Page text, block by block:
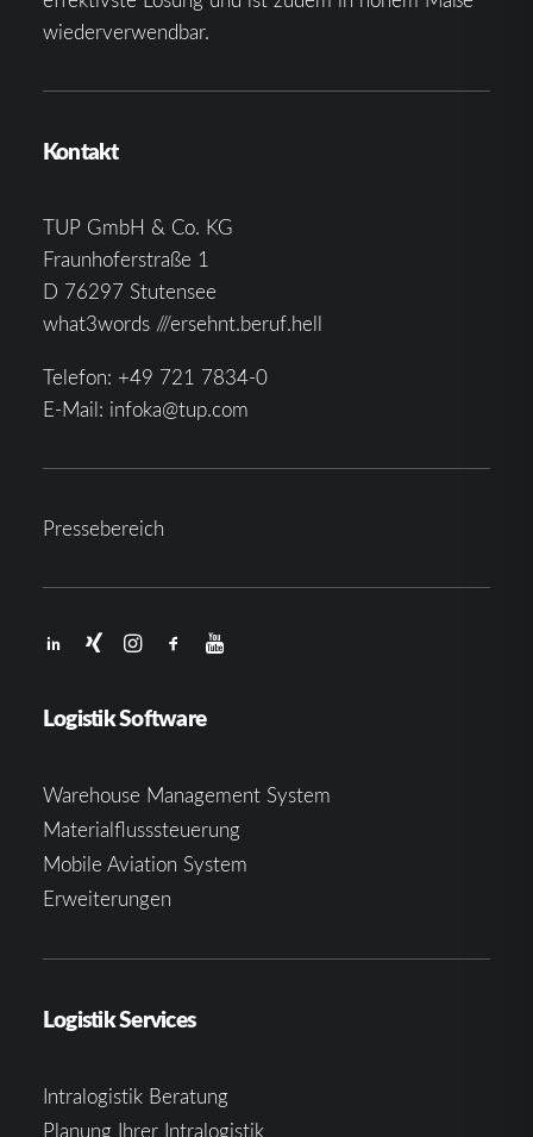
wiederverwendbar.
Kontakt
TUP GmbH & Co. KG
Fraunhoferstraße 1
D 76297 Stutensee
what3words ///ersehnt.beruf.hell
Telefon: +49 721 7834-0
E-Mail: infoka@tup.com
Pressebereich
Logistik Software
Warehouse Management System
Materialflusssteuerung
Mobile Aviation System
Erweiterungen
Logistik Services
Intralogistik Beratung
Planung Ihrer Intralogistik